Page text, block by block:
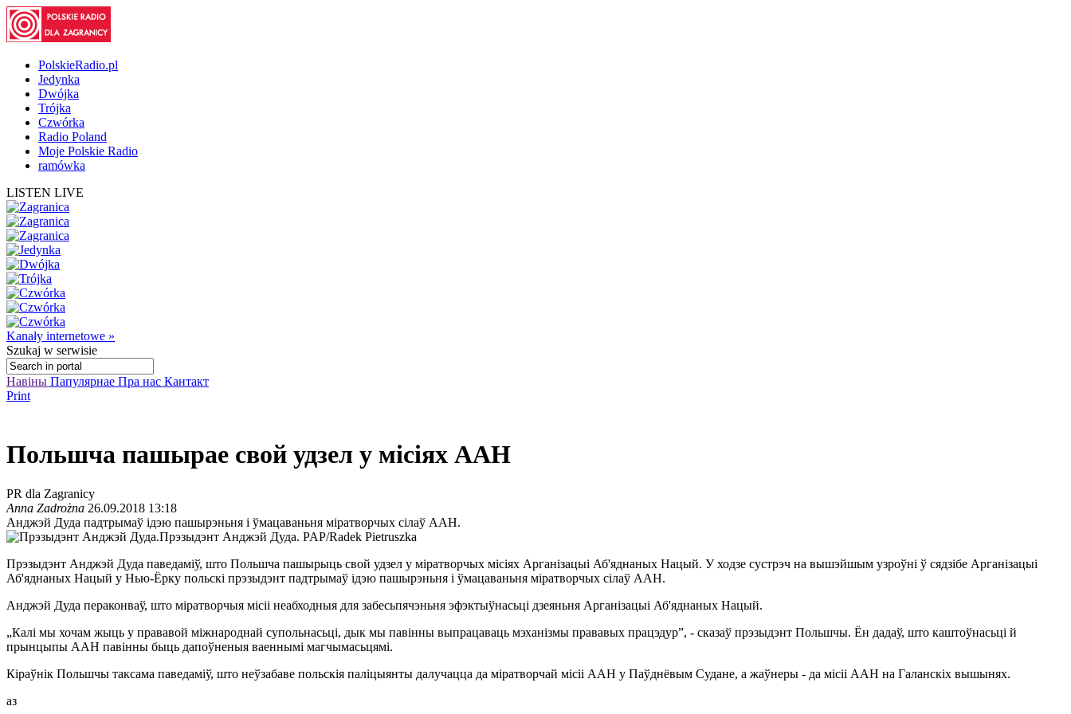
PolskieRadio.pl
Jedynka
Dwójka
Trójka
Czwórka
Radio Poland
Moje Polskie Radio
ramówka
LISTEN LIVE
Kanały internetowe »
Szukaj w serwisie
Навіны Папулярнае Пра нас Кантакт
Print
Польшча пашырае свой удзел у місіях ААН
PR dla Zagranicy
Anna Zadrożna 26.09.2018 13:18
Анджэй Дуда падтрымаў ідэю пашырэньня і ўмацаваньня міратворчых сілаў ААН.
Прэзыдэнт Анджэй Дуда. PAP/Radek Pietruszka
Прэзыдэнт Анджэй Дуда паведаміў, што Польшча пашырыць свой удзел у міратворчых місіях Арганізацыі Аб'яднаных Нацый. У ходзе сустрэч на вышэйшым узроўні ў сядзібе Арганізацыі
Аб'яднаных Нацый у Нью-Ёрку польскі прэзыдэнт падтрымаў ідэю пашырэньня і ўмацаваньня міратворчых сілаў ААН.
Анджэй Дуда пераконваў, што міратворчыя місіі неабходныя для забесьпячэньня эфэктыўнасьці дзеяньня Арганізацыі Аб'яднаных Нацый.
„Калі мы хочам жыць у прававой міжнароднай супольнасьці, дык мы павінны выпрацаваць мэханізмы прававых працэдур”, - сказаў прэзыдэнт Польшчы. Ён дадаў, што каштоўнасьці й
прынцыпы ААН павінны быць дапоўненыя ваеннымі магчымасьцямі.
Кіраўнік Польшчы таксама паведаміў, што неўзабаве польскія паліцыянты далучацца да міратворчай місіі ААН у Паўднёвым Судане, а жаўнеры - да місіі ААН на Галанскіх вышынях.
аз